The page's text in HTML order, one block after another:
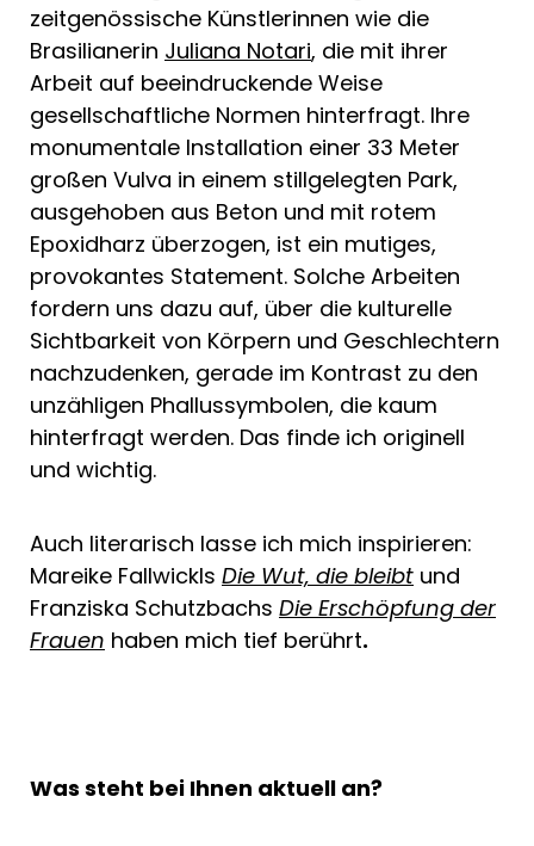
zeitgenössische Künstlerinnen wie die
Brasilianerin Juliana Notari, die mit ihrer
Arbeit auf beeindruckende Weise
gesellschaftliche Normen hinterfragt. Ihre
monumentale Installation einer 33 Meter
großen Vulva in einem stillgelegten Park,
ausgehoben aus Beton und mit rotem
Epoxidharz überzogen, ist ein mutiges,
provokantes Statement. Solche Arbeiten
fordern uns dazu auf, über die kulturelle
Sichtbarkeit von Körpern und Geschlechtern
nachzudenken, gerade im Kontrast zu den
unzähligen Phallussymbolen, die kaum
hinterfragt werden. Das finde ich originell
und wichtig.
Auch literarisch lasse ich mich inspirieren:
Mareike Fallwickls Die Wut, die bleibt und
Franziska Schutzbachs Die Erschöpfung der
Frauen haben mich tief berührt.
Was steht bei Ihnen aktuell an?